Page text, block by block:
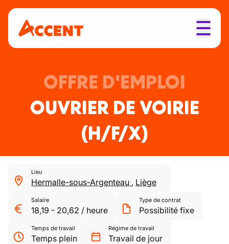
OFFRE D'EMPLOI
OUVRIER DE VOIRIE
(H/F/X)
Lieu
Hermalle-sous-Argenteau , Liège
Salaire
18,19 - 20,62 / heure
Type de contrat
Possibilité fixe
Temps de travail
Temps plein
Régime de travail
Travail de jour